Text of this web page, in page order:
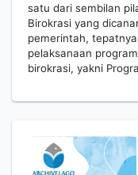
satu dari sembilan
Birokrasi yang
pemerintah,
pelaksanaan
birokrasi, yakni